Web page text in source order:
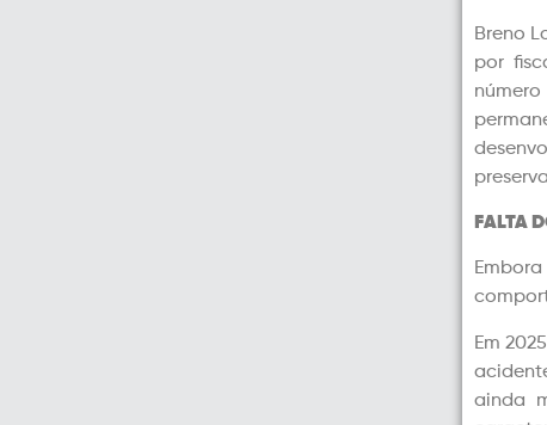
Breno
por
FALTA
Em
ainda